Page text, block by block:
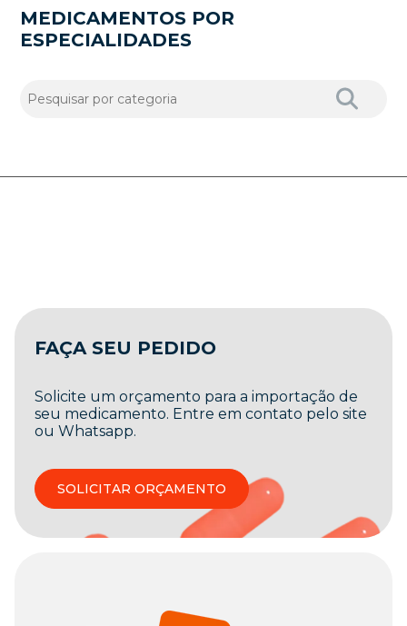
MEDICAMENTOS POR
ESPECIALIDADES
FAÇA SEU PEDIDO
Solicite um orçamento para a importação de
seu medicamento. Entre em contato pelo site
ou Whatsapp.
SOLICITAR ORÇAMENTO